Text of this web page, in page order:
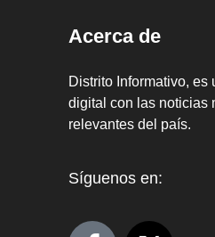
Acerca de
Distrito Informativo, es
digital con las noticias
relevantes del país.
Síguenos en: